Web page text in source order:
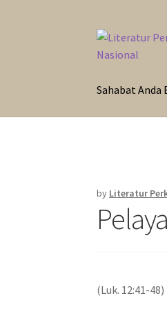
Skip
to
Langsung
ke
Sahabat Anda
by Literatur
(Luk. 12:41-48)